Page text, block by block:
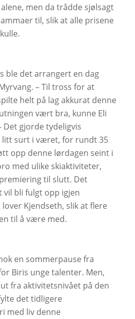
men da trådde sjølsagt
til, slik at alle prisene
ble det arrangert en dag
– Til tross for at
helt på lag akkurat denne
vært bra, kunne Eli
Det gjorde tydeligvis
litt surt i været, for rundt 35
opp denne lørdagen seint i
med ulike skiaktiviteter,
til slutt. Det
vil bli fulgt opp igjen
Kjendseth, slik at flere
til å være med.
en sommerpause fra
Biris unge talenter. Men,
fra aktivitetsnivået på den
det tidligere
med liv denne